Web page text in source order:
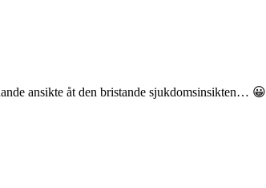
ansikte åt den bristande sjukdomsinsikten… 😀